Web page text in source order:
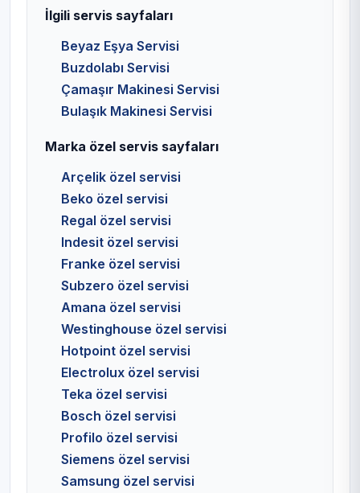
İlgili servis sayfaları
Beyaz Eşya Servisi
Buzdolabı Servisi
Çamaşır Makinesi Servisi
Bulaşık Makinesi Servisi
Marka özel servis sayfaları
Arçelik özel servisi
Beko özel servisi
Regal özel servisi
Indesit özel servisi
Franke özel servisi
Subzero özel servisi
Amana özel servisi
Westinghouse özel servisi
Hotpoint özel servisi
Electrolux özel servisi
Teka özel servisi
Bosch özel servisi
Profilo özel servisi
Siemens özel servisi
Samsung özel servisi